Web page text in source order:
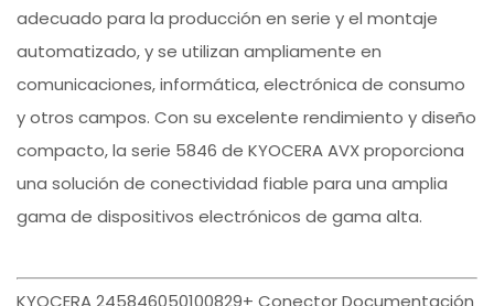
adecuado para la producción en serie y el montaje
automatizado, y se utilizan ampliamente en
comunicaciones, informática, electrónica de consumo
y otros campos. Con su excelente rendimiento y diseño
compacto, la serie 5846 de KYOCERA AVX proporciona
una solución de conectividad fiable para una amplia
gama de dispositivos electrónicos de gama alta.
KYOCERA 245846050100829+ Conector Documentación